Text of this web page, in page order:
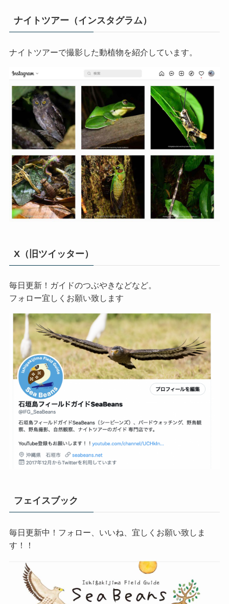
ナイトツアー（インスタグラム）
ナイトツアーで撮影した動植物を紹介しています。
X（旧ツイッター）
毎日更新！ガイドのつぶやきなどなど。
フォロー宜しくお願い致します
フェイスブック
毎日更新中！フォロー、いいね、宜しくお願い致しま
す！！